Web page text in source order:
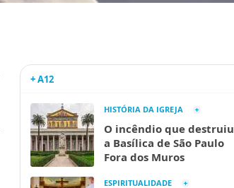
+ A12
HISTÓRIA DA IGREJA
O incêndio que destruiu
a Basílica de São Paulo
Fora dos Muros
ESPIRITUALIDADE